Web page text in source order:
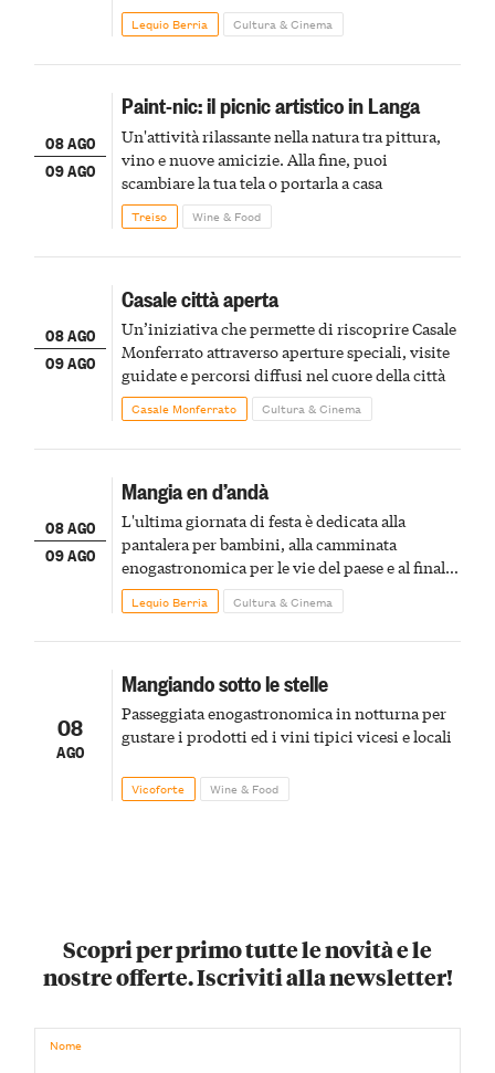
Lequio Berria Cultura & Cinema
08 AGO
09 AGO
Paint-nic: il picnic artistico in Langa
Un'attività rilassante nella natura tra pittura,
vino e nuove amicizie. Alla fine, puoi
scambiare la tua tela o portarla a casa
Treiso Wine & Food
08 AGO
09 AGO
Casale città aperta
Un’iniziativa che permette di riscoprire Casale
Monferrato attraverso aperture speciali, visite
guidate e percorsi diffusi nel cuore della città
Casale Monferrato Cultura & Cinema
08 AGO
09 AGO
Mangia en d’andà
L'ultima giornata di festa è dedicata alla
pantalera per bambini, alla camminata
enogastronomica per le vie del paese e al finale
pirotecnico
Lequio Berria Cultura & Cinema
08
AGO
Mangiando sotto le stelle
Passeggiata enogastronomica in notturna per
gustare i prodotti ed i vini tipici vicesi e locali
Vicoforte Wine & Food
Scopri per primo tutte le novità e le
nostre offerte. Iscriviti alla newsletter!
Nome